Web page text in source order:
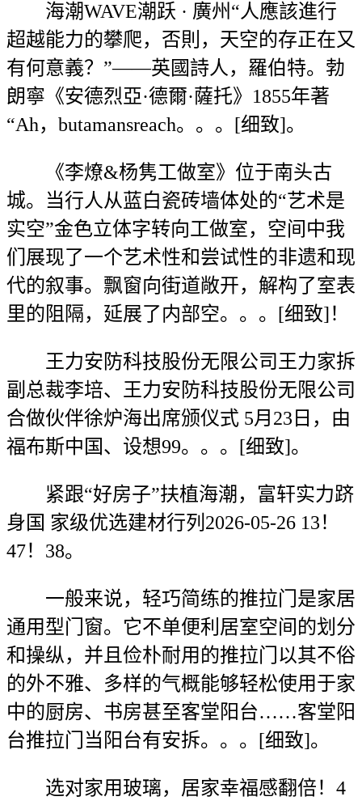
海潮WAVE潮跃 · 廣州“人應該進行
超越能力的攀爬，否則，天空的存正在又
有何意義？”——英國詩人，羅伯特。勃
朗寧《安德烈亞·德爾·薩托》1855年著
“Ah，butamansreach。。。[细致]。
《李燎&杨隽工做室》位于南头古
城。当行人从蓝白瓷砖墙体处的“艺术是
实空”金色立体字转向工做室，空间中我
们展现了一个艺术性和尝试性的非遗和现
代的叙事。飘窗向街道敞开，解构了室表
里的阻隔，延展了内部空。。。[细致]！
王力安防科技股份无限公司王力家拆
副总裁李培、王力安防科技股份无限公司
合做伙伴徐炉海出席颁仪式 5月23日，由
福布斯中国、设想99。。。[细致]。
紧跟“好房子”扶植海潮，富轩实力跻
身国 家级优选建材行列2026-05-26 13！
47！38。
一般来说，轻巧简练的推拉门是家居
通用型门窗。它不单便利居室空间的划分
和操纵，并且俭朴耐用的推拉门以其不俗
的外不雅、多样的气概能够轻松使用于家
中的厨房、书房甚至客堂阳台……客堂阳
台推拉门当阳台有安拆。。。[细致]。
选对家用玻璃，居家幸福感翻倍！4